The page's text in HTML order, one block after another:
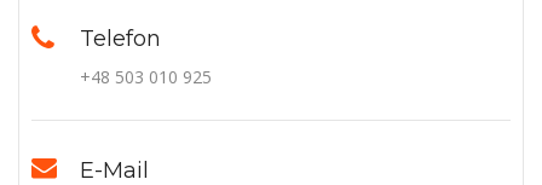
Telefon
+48 503 010 925
E-Mail